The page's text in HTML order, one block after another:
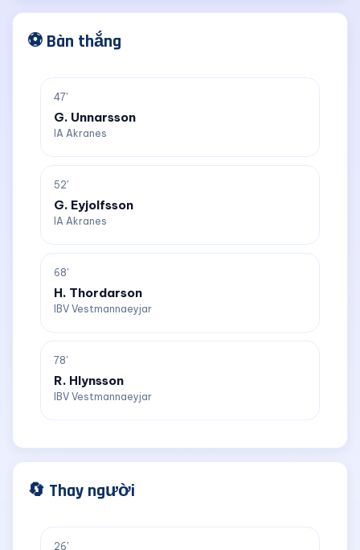
⚽ Bàn thắng
47'
G. Unnarsson
IA Akranes
52'
G. Eyjolfsson
IA Akranes
68'
H. Thordarson
IBV Vestmannaeyjar
78'
R. Hlynsson
IBV Vestmannaeyjar
🔄 Thay người
26'